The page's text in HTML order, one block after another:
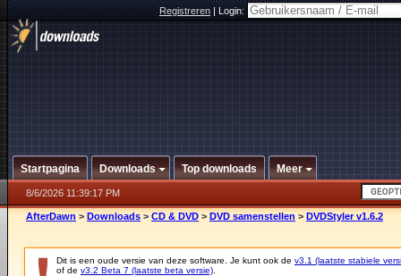
Registreren|Login:
Startpagina Downloads Top downloads Meer
8/6/2026 11:39:17 PM
AfterDawn > Downloads > CD & DVD > DVD samenstellen > DVDStyler v1.6.2
Dit is een oude versie van deze software. Je kunt ook de v3.1 (laatste stabiele
of de v3.2 Beta 7 (laatste beta versie)